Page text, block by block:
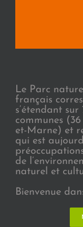
Le Parc
français
s’étendant
communes
et-Marne) et
qui est
de
naturel et
Bienvenue